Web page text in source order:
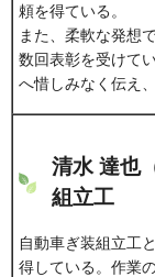
頼を得ている。
また、柔軟な発想
数回表彰を受けて
へ惜しみなく伝え
清水 達也
組立工
自動車ぎ装組立工
得している。作業